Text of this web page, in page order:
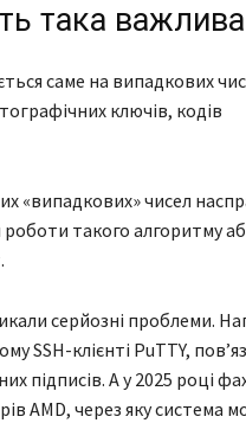
така важлива
саме на випадкових
ключів, кодів
«випадкових» чисел
такого алгоритму
серйозні проблеми.
SSH-клієнті PuTTY,
підписів. А у 2025 році
AMD, через яку система